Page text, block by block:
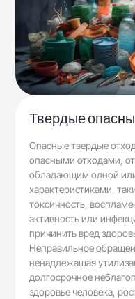
Твердые
Опасные твердые
опасными отходами,
обладающим одной
характеристиками,
токсичность,
активность или
причинить вред
Неправильное
ненадлежащая
долгосрочное
здоровье человека,